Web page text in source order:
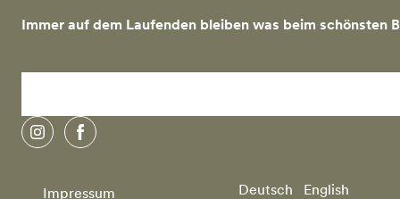
Immer auf dem Laufenden bleiben was beim schönsten
InstagramFacebook
Impressum
Deutsch English